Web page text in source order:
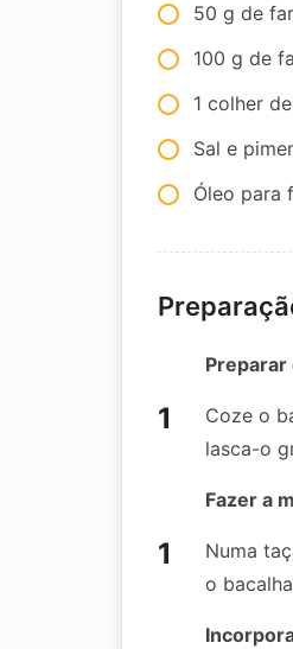
50 g de
100 g de
1 colher
Sal e
Óleo para
Preparar
Coze o
lasca-o
Fazer a
Numa
o